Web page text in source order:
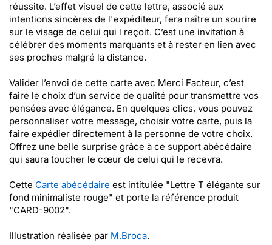
réussite. L’effet visuel de cette lettre, associé aux
intentions sincères de l'expéditeur, fera naître un sourire
sur le visage de celui qui l reçoit. C’est une invitation à
célébrer des moments marquants et à rester en lien avec
ses proches malgré la distance.
Valider l’envoi de cette carte avec Merci Facteur, c’est
faire le choix d’un service de qualité pour transmettre vos
pensées avec élégance. En quelques clics, vous pouvez
personnaliser votre message, choisir votre carte, puis la
faire expédier directement à la personne de votre choix.
Offrez une belle surprise grâce à ce support abécédaire
qui saura toucher le cœur de celui qui le recevra.
Cette Carte abécédaire est intitulée "Lettre T élégante sur
fond minimaliste rouge" et porte la référence produit
"CARD-9002".
Illustration réalisée par M.Broca.